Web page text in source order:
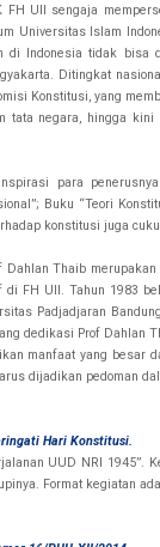
FH UII sengaja
Universitas Islam
di Indonesia tidak
Ditingkat
Konstitusi, yang
negara, hingga
para
Buku “Teori
konstitusi juga
Thaib
FH UII. Tahun 1983
Padjadjaran
dedikasi Prof Dahlan
manfaat yang besar
dijadikan pedoman
Hari Konstitusi.
UUD NRI 1945”.
Format kegiatan